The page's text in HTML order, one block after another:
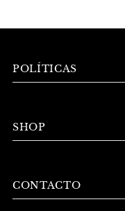
POLÍTICAS
SHOP
CONTACTO